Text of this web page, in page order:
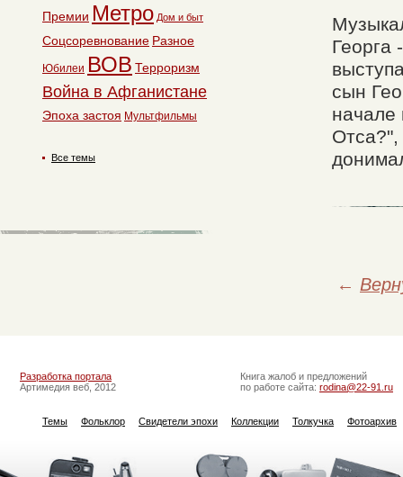
Георга
сын
начале
Отса?",
←
Премии Метро Дом и быт
Соцсоревнование Разное
Юбилеи ВОВ Терроризм
Война в Афганистане
Эпоха застоя Мультфильмы
Все темы
Разработка портала
Артимедия веб, 2012
Книга жалоб и предложений
по работе сайта: rodina@22-91.ru
Темы Фольклор Свидетели эпохи Коллекции Толкучка Фотоархив